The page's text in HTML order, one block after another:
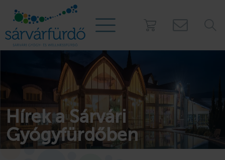
PROGRAMOK
Táborok
Kalóztábor
Gézengúz tábor
Kamasz tábor
Hírek a Sárvári
Gyógyfürdőben